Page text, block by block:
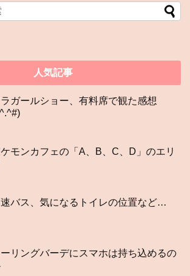
人気記事
ガールショー、有料席で観た感想
モンカフェの「A、B、C、D」のエリ
バス、気になるトイレの位置など…
ーリングバーデにスマホは持ち込めるの